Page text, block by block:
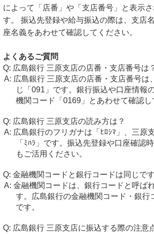
によって「店番」や「支店番号」と表示
す。 振込先登録や給与振込の際は、支店
座名義をあわせて確認してください。
よくあるご質問
広島銀行 三原支店の店番・支店番号は
広島銀行 三原支店の店番・支店番号は
じ「091」です。銀行振込や口座情報
機関コード「0169」とあわせて確認し
広島銀行 三原支店の読み方は？
広島銀行のフリガナは「ﾋﾛｼﾏ」、三原
「ﾐﾊﾗ」です。振込先登録や口座確認
もご活用ください。
金融機関コードと銀行コードは同じで
金融機関コードは、銀行コードと呼ば
す。広島銀行の金融機関コード・銀行
です。
広島銀行 三原支店に振込する際の注意